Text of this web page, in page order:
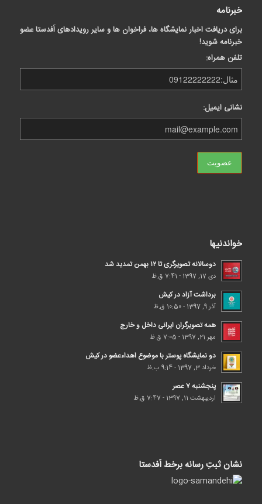
خبرنامه
برای دریافت اخبار نمایشگاه ها، فراخوان ها و سایر رویدادهای اَفدستا عضو
خبرنامه شوید!
تلفن همراه:
نشانی ایمیل:
خواندنیها
دوسالانه تصویرگری تا ۱۲ بهمن تمدید شد
دی 17, 1397 - 7:41 ق.ظ
برداشت آزاد در کیش
آذر 9, 1397 - 10:50 ق.ظ
همه تصویرگران ایرانی داخل و خارج
مهر 21, 1397 - 7:05 ق.ظ
دو نمایشگاه پوستر با موضوع اهداء‌عضو در کیش
خرداد 3, 1397 - 9:14 ب.ظ
پنجشنبه ۷ عصر
اردیبهشت 11, 1397 - 7:47 ق.ظ
نشان ثبتِ رسانه برخط اَفدستا